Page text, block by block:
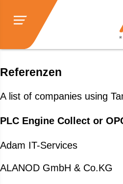
Referenzen
A list of companies using
PLC Engine Collect or
Adam IT-Services
ALANOD GmbH & Co.KG